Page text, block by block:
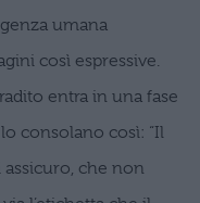
umana
così espressive.
entra in una fase
consolano così: “Il
assicuro, che non